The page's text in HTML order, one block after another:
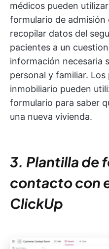
médicos pueden
formulario de admisión
recopilar datos del
pacientes a un
información necesaria
personal y familiar.
inmobiliario pueden
formulario para saber
una nueva vivienda.
3. Plantilla de
contacto con
ClickUp